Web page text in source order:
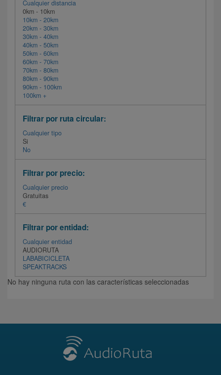
Cualquier distancia
0km - 10km
10km - 20km
20km - 30km
30km - 40km
40km - 50km
50km - 60km
60km - 70km
70km - 80km
80km - 90km
90km - 100km
100km +
Filtrar por ruta circular:
Cualquier tipo
Si
No
Filtrar por precio:
Cualquier precio
Gratuitas
€
Filtrar por entidad:
Cualquier entidad
AUDIORUTA
LABABICICLETA
SPEAKTRACKS
No hay ninguna ruta con las características seleccionadas